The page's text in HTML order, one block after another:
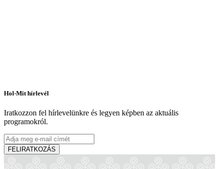
Hol-Mit hírlevél
Iratkozzon fel hírlevelünkre és legyen képben az aktuális
programokról.
FELIRATKOZÁS